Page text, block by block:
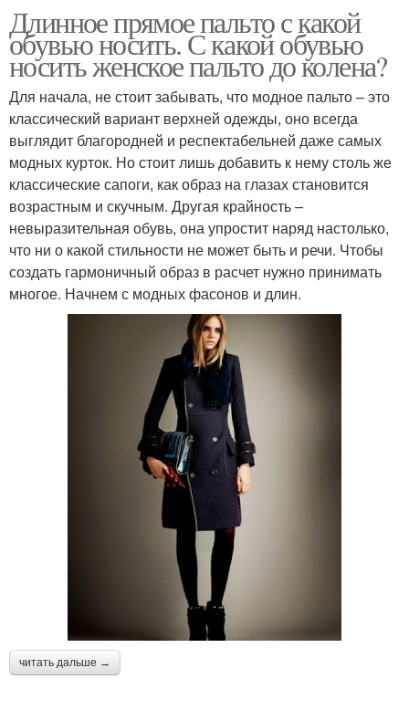
Длинное прямое пальто с какой
обувью носить. С какой обувью
носить женское пальто до колена?
Для начала, не стоит забывать, что модное пальто – это
классический вариант верхней одежды, оно всегда
выглядит благородней и респектабельней даже самых
модных курток. Но стоит лишь добавить к нему столь же
классические сапоги, как образ на глазах становится
возрастным и скучным. Другая крайность –
невыразительная обувь, она упростит наряд настолько,
что ни о какой стильности не может быть и речи. Чтобы
создать гармоничный образ в расчет нужно принимать
многое. Начнем с модных фасонов и длин.
читать дальше →